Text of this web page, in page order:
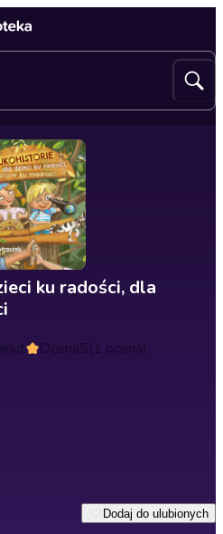
ku radości, dla
Ocena5(1 ocena)
Dodaj do ulubionych